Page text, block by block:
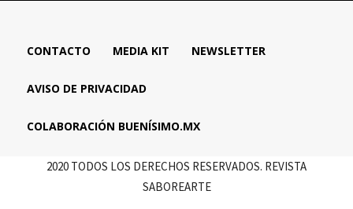
CONTACTO MEDIA KIT NEWSLETTER
AVISO DE PRIVACIDAD
COLABORACIÓN BUENÍSIMO.MX
2020 TODOS LOS DERECHOS RESERVADOS. REVISTA
SABOREARTE